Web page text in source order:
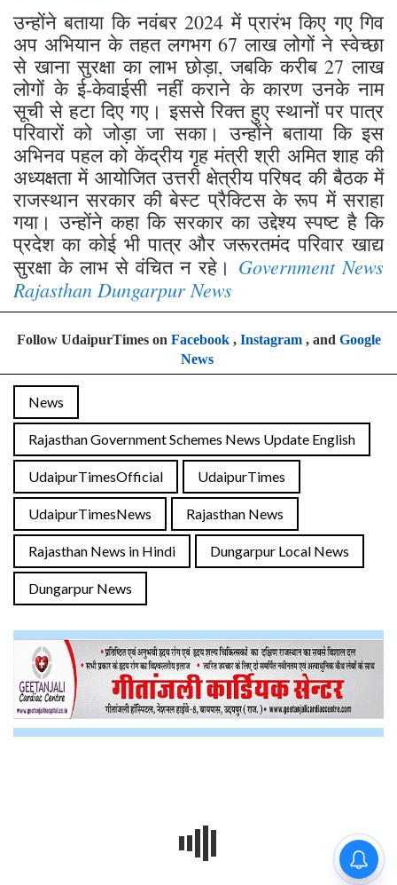
उन्होंने बताया कि नवंबर 2024 में प्रारंभ किए गए गिव
अप अभियान के तहत लगभग 67 लाख लोगों ने स्वेच्छा
से खाना सुरक्षा का लाभ छोड़ा, जबकि करीब 27 लाख
लोगों के ई-केवाईसी नहीं कराने के कारण उनके नाम
सूची से हटा दिए गए। इससे रिक्त हुए स्थानों पर पात्र
परिवारों को जोड़ा जा सका। उन्होंने बताया कि इस
अभिनव पहल को केंद्रीय गृह मंत्री श्री अमित शाह की
अध्यक्षता में आयोजित उत्तरी क्षेत्रीय परिषद की बैठक में
राजस्थान सरकार की बेस्ट प्रैक्टिस के रूप में सराहा
गया। उन्होंने कहा कि सरकार का उद्देश्य स्पष्ट है कि
प्रदेश का कोई भी पात्र और जरूरतमंद परिवार खाद्य
सुरक्षा के लाभ से वंचित न रहे। Government News
Rajasthan Dungarpur News
Follow UdaipurTimes on Facebook, Instagram, and Google
News
News
Rajasthan Government Schemes News Update English
UdaipurTimesOfficial UdaipurTimes
UdaipurTimesNews Rajasthan News
Rajasthan News in Hindi Dungarpur Local News
Dungarpur News